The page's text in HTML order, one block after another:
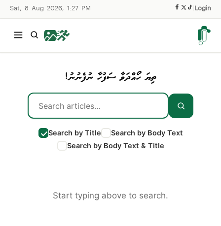
Sat, 8 Aug 2026, 1:27 PM Login
ތިޔަ ހޯއްދަވާ ސަފުހާ ނުފެނުނު!
Search by Title
Search by Body Text
Search by Body Text & Title
Start typing above to search.